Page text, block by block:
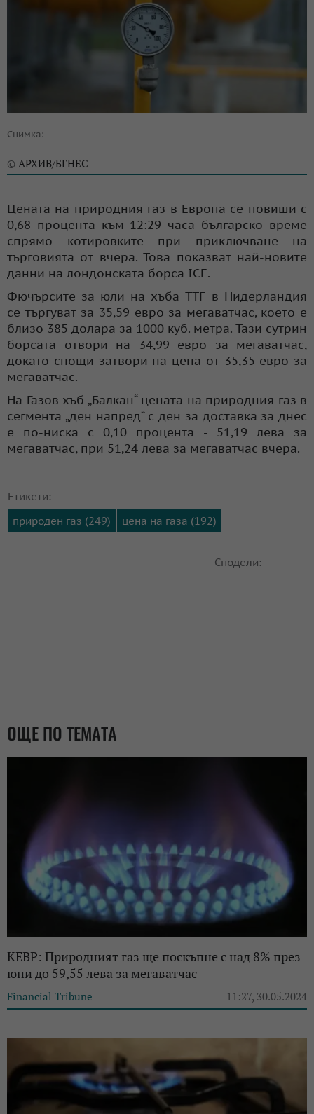
Снимка:
© АРХИВ/БГНЕС
Цената на природния газ в Европа се повиши с
0,68 процента към 12:29 часа българско време
спрямо котировките при приключване на
търговията от вчера. Това показват най-новите
данни на лондонската борса ICE.
Фючърсите за юли на хъба TTF в Нидерландия
се търгуват за 35,59 евро за мегаватчас, което е
близо 385 долара за 1000 куб. метра. Тази сутрин
борсата отвори на 34,99 евро за мегаватчас,
докато снощи затвори на цена от 35,35 евро за
мегаватчас.
На Газов хъб „Балкан“ цената на природния газ в
сегмента „ден напред“ с ден за доставка за днес
е по-ниска с 0,10 процента - 51,19 лева за
мегаватчас, при 51,24 лева за мегаватчас вчера.
Етикети:
природен газ (249)
цена на газа (192)
Сподели:
ОЩЕ ПО ТЕМАТА
КЕВР: Природният газ ще поскъпне с над 8% през
юни до 59,55 лева за мегаватчас
Financial Tribune 11:27, 30.05.2024